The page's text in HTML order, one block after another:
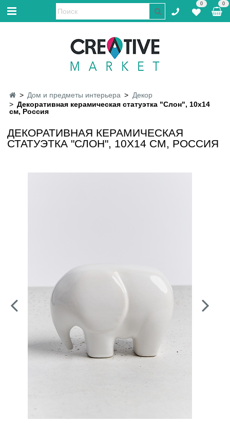
0 0
Дом и предметы интерьера
Декор
Декоративная керамическая статуэтка "Слон", 10х14
см, Россия
ДЕКОРАТИВНАЯ КЕРАМИЧЕСКАЯ
СТАТУЭТКА "СЛОН", 10Х14 СМ, РОССИЯ